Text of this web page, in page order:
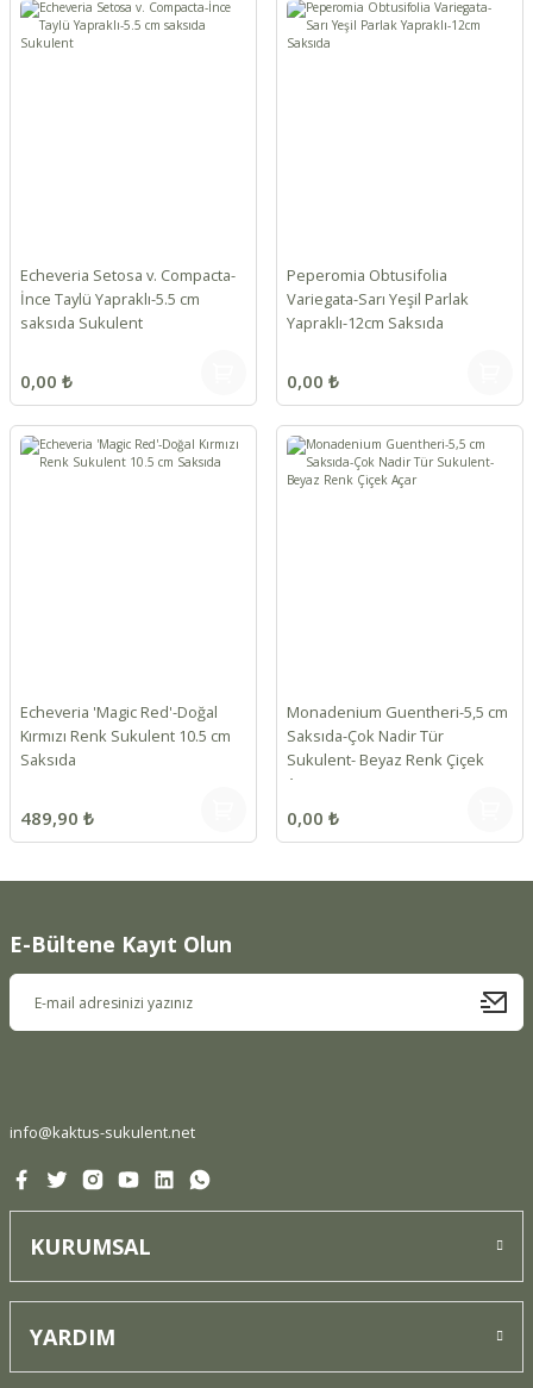
Echeveria Setosa v. Compacta-
İnce Taylü Yapraklı-5.5 cm
saksıda Sukulent
0,00 ₺
Peperomia Obtusifolia
Variegata-Sarı Yeşil Parlak
Yapraklı-12cm Saksıda
0,00 ₺
Echeveria 'Magic Red'-Doğal
Kırmızı Renk Sukulent 10.5 cm
Saksıda
489,90 ₺
Monadenium Guentheri-5,5 cm
Saksıda-Çok Nadir Tür
Sukulent- Beyaz Renk Çiçek
Açar
0,00 ₺
E-Bültene Kayıt Olun
info@kaktus-sukulent.net
KURUMSAL
YARDIM